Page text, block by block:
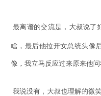
最离谱的交流是，大叔说了
啥，最后他拉开女总统头像
像，我立马反应过来原来他问
我说没有，大叔也理解的微